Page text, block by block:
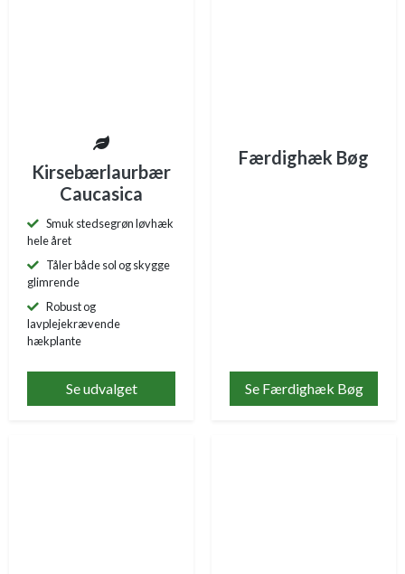
Kirsebærlaurbær
Caucasica
Smuk stedsegrøn løvhæk
hele året
Tåler både sol og skygge
glimrende
Robust og
lavplejekrævende
hækplante
Se udvalget
Færdighæk Bøg
Se Færdighæk Bøg